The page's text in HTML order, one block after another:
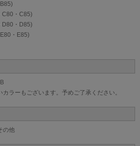
C80・C85)
D80・D85)
・E85)
ラーもございます。予めご了承ください。
の他